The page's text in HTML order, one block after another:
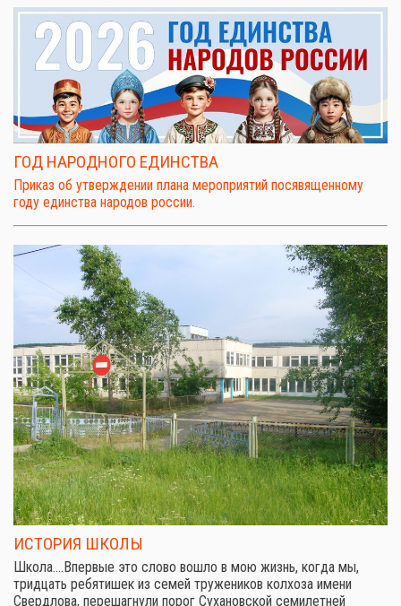
ГОД НАРОДНОГО ЕДИНСТВА
Приказ об утверждении плана мероприятий посявященному
году единства народов россии.
ИСТОРИЯ ШКОЛЫ
Школа.…Впервые это слово вошло в мою жизнь, когда мы,
тридцать ребятишек из семей тружеников колхоза имени
Свердлова, перешагнули порог Сухановской семилетней